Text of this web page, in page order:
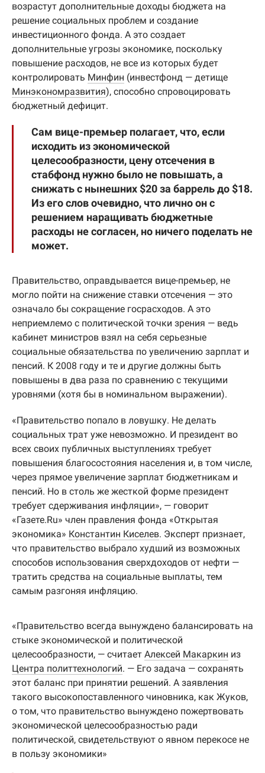
возрастут дополнительные доходы бюджета на
решение социальных проблем и создание
инвестиционного фонда. А это создает
дополнительные угрозы экономике, поскольку
повышение расходов, не все из которых будет
контролировать Минфин (инвестфонд — детище
Минэкономразвития), способно спровоцировать
бюджетный дефицит.
Сам вице-премьер полагает, что, если
исходить из экономической
целесообразности, цену отсечения в
стабфонд нужно было не повышать, а
снижать с нынешних $20 за баррель до $18.
Из его слов очевидно, что лично он с
решением наращивать бюджетные
расходы не согласен, но ничего поделать не
может.
Правительство, оправдывается вице-премьер, не
могло пойти на снижение ставки отсечения — это
означало бы сокращение госрасходов. А это
неприемлемо с политической точки зрения — ведь
кабинет министров взял на себя серьезные
социальные обязательства по увеличению зарплат и
пенсий. К 2008 году и те и другие должны быть
повышены в два раза по сравнению с текущими
уровнями (хотя бы в номинальном выражении).
«Правительство попало в ловушку. Не делать
социальных трат уже невозможно. И президент во
всех своих публичных выступлениях требует
повышения благосостояния населения и, в том числе,
через прямое увеличение зарплат бюджетникам и
пенсий. Но в столь же жесткой форме президент
требует сдерживания инфляции», — говорит
«Газете.Ru» член правления фонда «Открытая
экономика» Константин Киселев. Эксперт признает,
что правительство выбрало худший из возможных
способов использования сверхдоходов от нефти —
тратить средства на социальные выплаты, тем
самым разгоняя инфляцию.
«Правительство всегда вынуждено балансировать на
стыке экономической и политической
целесообразности, — считает Алексей Макаркин из
Центра политтехнологий. — Его задача — сохранять
этот баланс при принятии решений. А заявления
такого высокопоставленного чиновника, как Жуков,
о том, что правительство вынуждено пожертвовать
экономической целесообразностью ради
политической, свидетельствуют о явном перекосе не
в пользу экономики»